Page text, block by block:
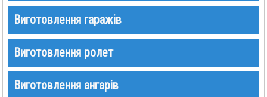
Виготовлення гаражів
Виготовлення ролет
Виготовлення ангарів